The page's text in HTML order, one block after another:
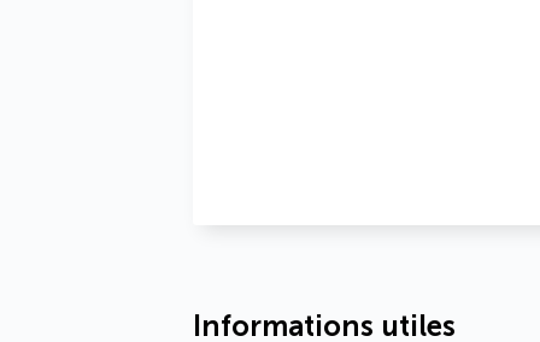
Informations utiles